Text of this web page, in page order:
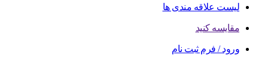
لیست علاقه مندی ها
مقایسه کنید
ورود / فرم ثبت نام